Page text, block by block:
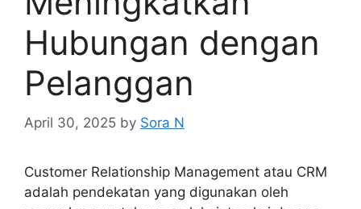
Hubungan dengan
Pelanggan
April 30, 2025 by Sora N
Customer Relationship Management atau CRM
adalah pendekatan yang digunakan oleh